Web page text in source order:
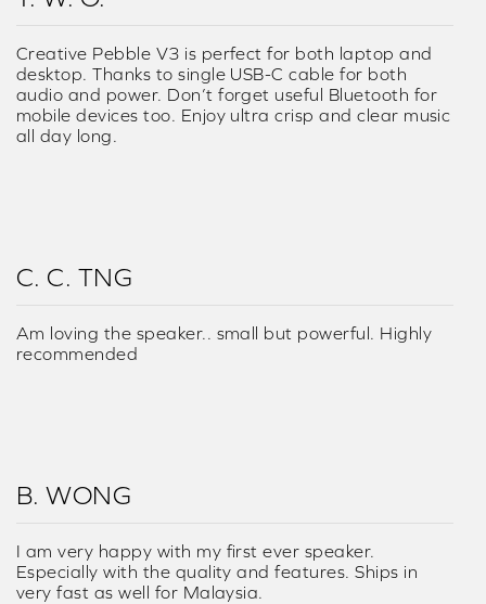
Creative Pebble V3 is perfect for both laptop and
desktop. Thanks to single USB-C cable for both
audio and power. Don’t forget useful Bluetooth for
mobile devices too. Enjoy ultra crisp and clear music
all day long.
C. C. TNG
Am loving the speaker.. small but powerful. Highly
recommended
B. WONG
I am very happy with my first ever speaker.
Especially with the quality and features. Ships in
very fast as well for Malaysia.